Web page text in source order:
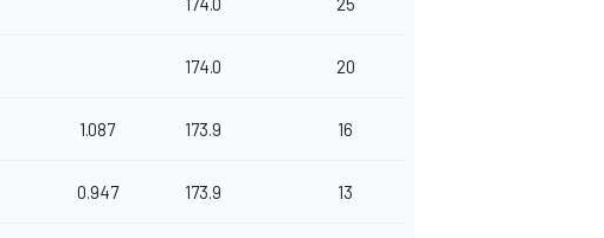
174.0 20
1.087 173.9 16
0.947 173.9 13